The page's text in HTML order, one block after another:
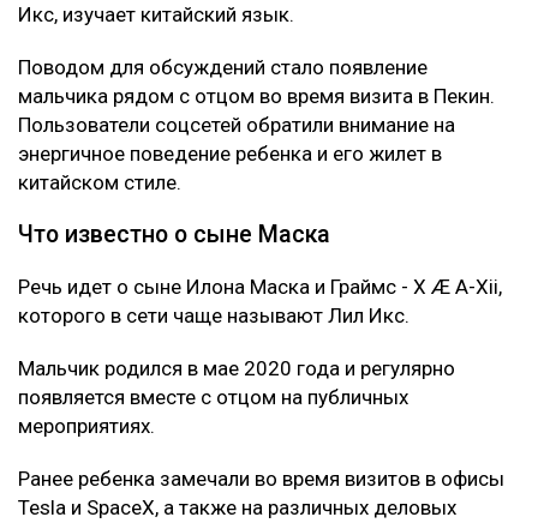
Икс, изучает китайский язык.
Поводом для обсуждений стало появление
мальчика рядом с отцом во время визита в Пекин.
Пользователи соцсетей обратили внимание на
энергичное поведение ребенка и его жилет в
китайском стиле.
Что известно о сыне Маска
Речь идет о сыне Илона Маска и Граймс - X Æ A-Xii,
которого в сети чаще называют Лил Икс.
Мальчик родился в мае 2020 года и регулярно
появляется вместе с отцом на публичных
мероприятиях.
Ранее ребенка замечали во время визитов в офисы
Tesla и SpaceX, а также на различных деловых